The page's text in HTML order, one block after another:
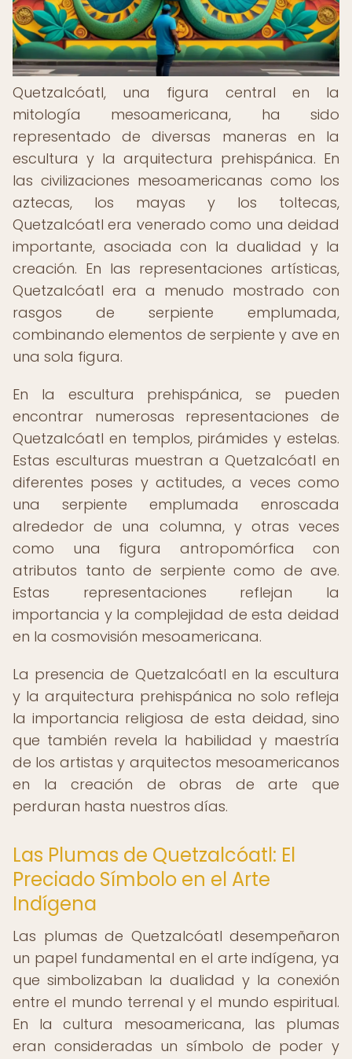
Quetzalcóatl, una figura central en la
mitología mesoamericana, ha sido
representado de diversas maneras en la
escultura y la arquitectura prehispánica. En
las civilizaciones mesoamericanas como los
aztecas, los mayas y los toltecas,
Quetzalcóatl era venerado como una deidad
importante, asociada con la dualidad y la
creación. En las representaciones artísticas,
Quetzalcóatl era a menudo mostrado con
rasgos de serpiente emplumada,
combinando elementos de serpiente y ave en
una sola figura.
En la escultura prehispánica, se pueden
encontrar numerosas representaciones de
Quetzalcóatl en templos, pirámides y estelas.
Estas esculturas muestran a Quetzalcóatl en
diferentes poses y actitudes, a veces como
una serpiente emplumada enroscada
alrededor de una columna, y otras veces
como una figura antropomórfica con
atributos tanto de serpiente como de ave.
Estas representaciones reflejan la
importancia y la complejidad de esta deidad
en la cosmovisión mesoamericana.
La presencia de Quetzalcóatl en la escultura
y la arquitectura prehispánica no solo refleja
la importancia religiosa de esta deidad, sino
que también revela la habilidad y maestría
de los artistas y arquitectos mesoamericanos
en la creación de obras de arte que
perduran hasta nuestros días.
Las Plumas de Quetzalcóatl: El
Preciado Símbolo en el Arte
Indígena
Las plumas de Quetzalcóatl desempeñaron
un papel fundamental en el arte indígena, ya
que simbolizaban la dualidad y la conexión
entre el mundo terrenal y el mundo espiritual.
En la cultura mesoamericana, las plumas
eran consideradas un símbolo de poder y